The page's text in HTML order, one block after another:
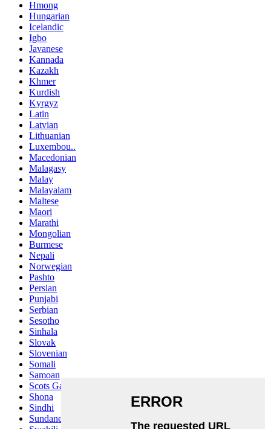
Hmong
Hungarian
Icelandic
Igbo
Javanese
Kannada
Kazakh
Khmer
Kurdish
Kyrgyz
Latin
Latvian
Lithuanian
Luxembou..
Macedonian
Malagasy
Malay
Malayalam
Maltese
Maori
Marathi
Mongolian
Burmese
Nepali
Norwegian
Pashto
Persian
Punjabi
Serbian
Sesotho
Sinhala
Slovak
Slovenian
Somali
Samoan
Scots Gaelic
Shona
Sindhi
Sundanese